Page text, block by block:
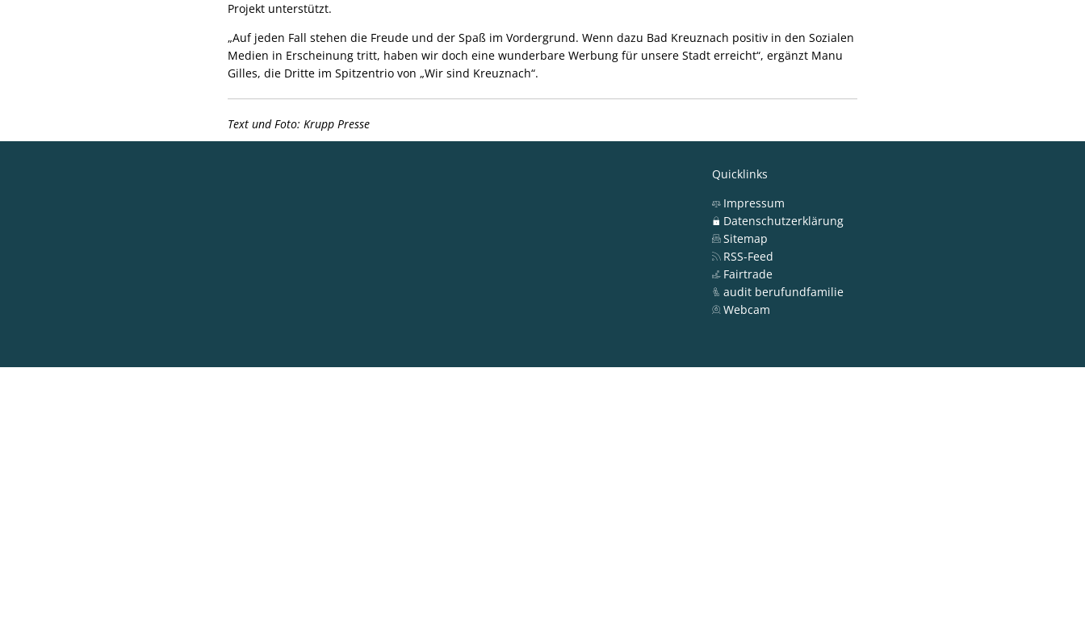
Projekt unterstützt.
„Auf jeden Fall stehen die Freude und der Spaß im Vordergrund. Wenn dazu Bad Kreuznach positiv in den Sozialen
Medien in Erscheinung tritt, haben wir doch eine wunderbare Werbung für unsere Stadt erreicht“, ergänzt Manu
Gilles, die Dritte im Spitzentrio von „Wir sind Kreuznach“.
Text und Foto: Krupp Presse
Quicklinks
Impressum
Datenschutzerklärung
Sitemap
RSS-Feed
Fairtrade
audit berufundfamilie
Webcam